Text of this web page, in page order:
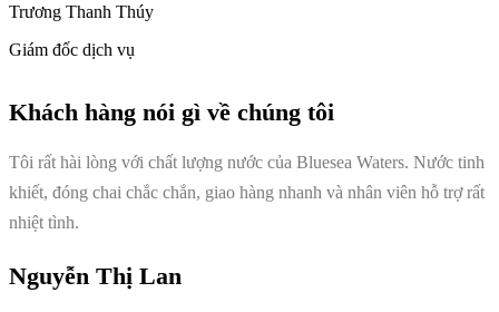
Trương Thanh Thúy
Giám đốc dịch vụ
Khách hàng nói gì về chúng tôi
Tôi rất hài lòng với chất lượng nước của Bluesea Waters. Nước tinh
khiết, đóng chai chắc chắn, giao hàng nhanh và nhân viên hỗ trợ rất
nhiệt tình.
Nguyễn Thị Lan